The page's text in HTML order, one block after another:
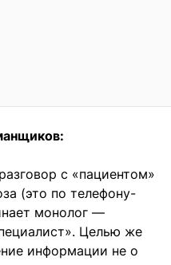
с «пациентом»
(это по телефону-
монолог —
Целью же
информации не о